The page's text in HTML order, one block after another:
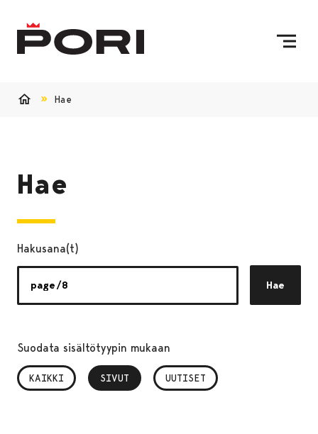
Hae
Hae
Hakusana(t)
Hae
Suodata sisältötyypin mukaan
KAIKKI SIVUT
, VALITTU UUTISET